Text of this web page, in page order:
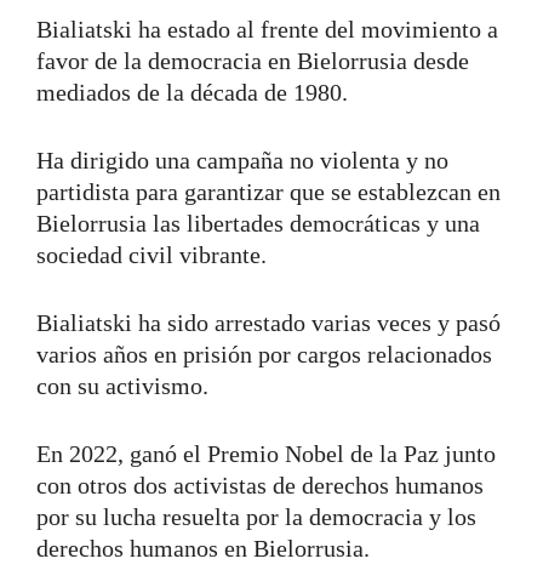
Bialiatski ha estado al frente del movimiento a
favor de la democracia en Bielorrusia desde
mediados de la década de 1980.
Ha dirigido una campaña no violenta y no
partidista para garantizar que se establezcan en
Bielorrusia las libertades democráticas y una
sociedad civil vibrante.
Bialiatski ha sido arrestado varias veces y pasó
varios años en prisión por cargos relacionados
con su activismo.
En 2022, ganó el Premio Nobel de la Paz junto
con otros dos activistas de derechos humanos
por su lucha resuelta por la democracia y los
derechos humanos en Bielorrusia.